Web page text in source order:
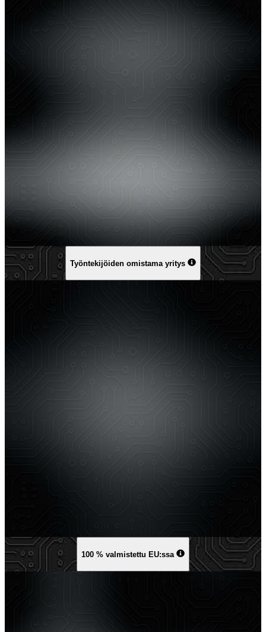
Työntekijöiden omistama yritys
100 % valmistettu EU:ssa